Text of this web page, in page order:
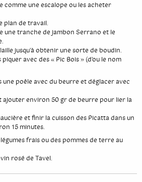
comme une escalope ou les acheter
plan de travail.
une tranche de jambon Serrano et le
jusqu'à obtenir une sorte de boudin.
avec des « Pic Bois » (d’ou le nom
poêle avec du beurre et déglacer avec
ajouter environ 50 gr de beurre pour lier la
et finir la cuisson des Picatta dans un
15 minutes.
frais ou des pommes de terre au
rosé de Tavel.